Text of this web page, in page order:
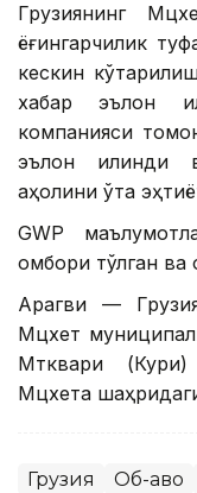
Грузиянинг
ёғингарчилик
кескин
хабар эълон
компанияси
эълон қилинди
аҳолини ўта
GWP
омбори тўлган ва
Арагви —
Мцхет
Мтквари
Мцхета
Грузия Об-ҳаво